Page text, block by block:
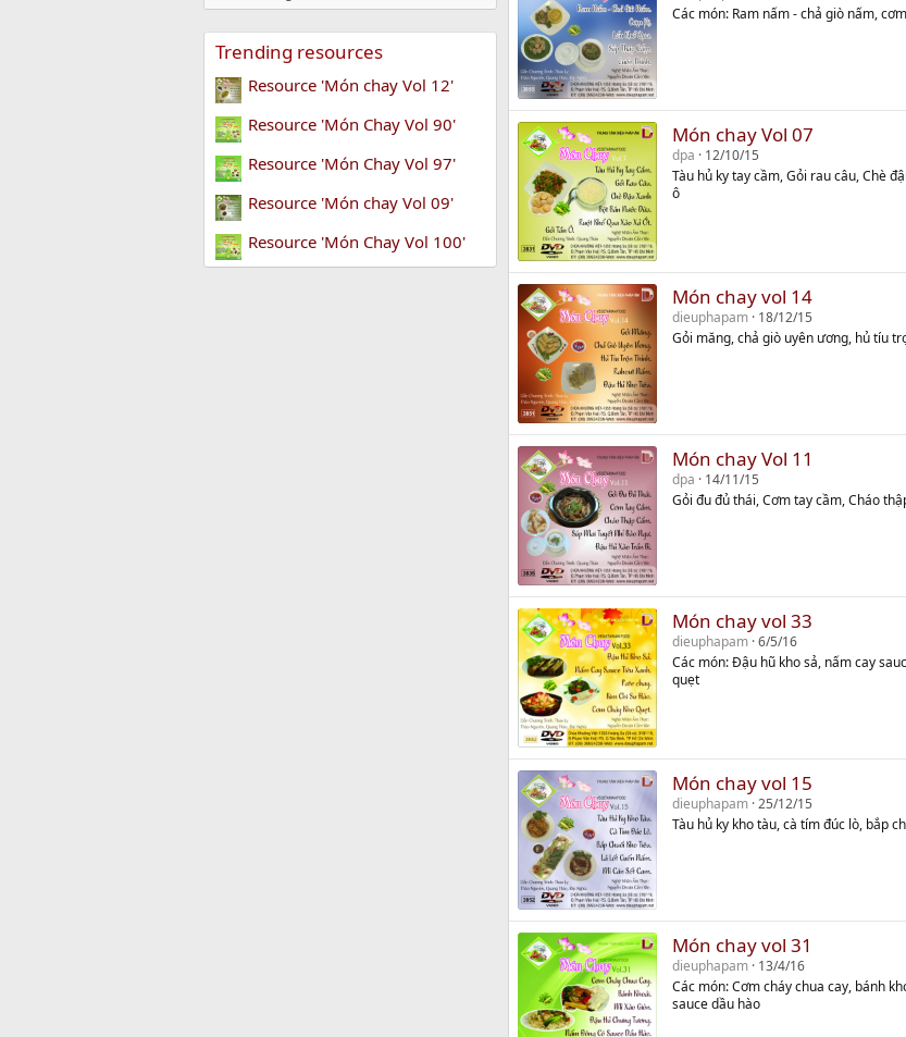
Trending resources
Resource 'Món chay Vol 12'
Resource 'Món Chay Vol 90'
Resource 'Món Chay Vol 97'
Resource 'Món chay Vol 09'
Resource 'Món Chay Vol 100'
Các món: Ram nấm - chả giò nấm,
Món chay Vol 07
dpa
12/10/15
Tàu hủ ky tay cầm, Gỏi rau câu, Chè
ô
Món chay vol 14
dieuphapam 18/12/15
Gỏi măng, chả giò uyên ương, hủ tíu
Món chay Vol 11
dpa
14/11/15
Gỏi đu đủ thái, Cơm tay cầm, Cháo
Món chay vol 33
dieuphapam 6/5/16
Các món: Đậu hũ kho sả, nấm cay
quẹt
Món chay vol 15
dieuphapam 25/12/15
Tàu hủ ky kho tàu, cà tím đúc lò, bắp
Món chay vol 31
dieuphapam 13/4/16
Các món: Cơm cháy chua cay, bánh
sauce dầu hào